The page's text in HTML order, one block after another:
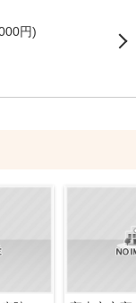
円)